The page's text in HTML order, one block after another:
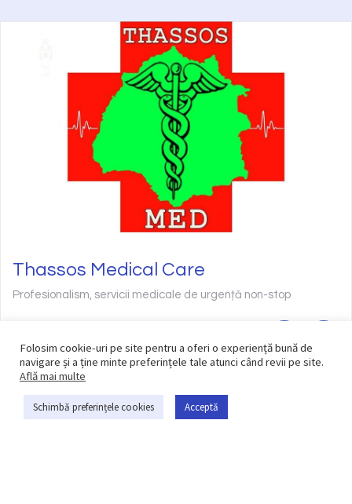
Thassos Medical Care
Profesionalism, servicii medicale de urgență non-stop
Folosim cookie-uri pe site pentru a oferi o experiență bună de
navigare și a ține minte preferințele tale atunci când revii pe site.
Află mai multe
Schimbă preferințele cookies Acceptă